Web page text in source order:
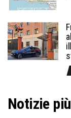
Notizie